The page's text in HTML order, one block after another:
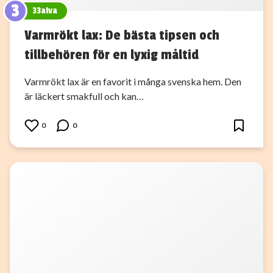
3 33alva
Varmrökt lax: De bästa tipsen och
tillbehören för en lyxig måltid
Varmrökt lax är en favorit i många svenska hem. Den
är läckert smakfull och kan…
0 0